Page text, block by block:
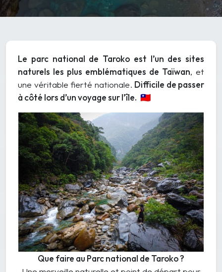
Le parc national de Taroko est l’un des sites
naturels les plus emblématiques de Taïwan, et
une véritable fierté nationale. Difficile de passer
à côté lors d’un voyage sur l’île. 🇹🇼
Que faire au Parc national de Taroko ?